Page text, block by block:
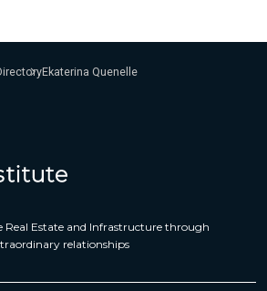
Ekaterina Quenelle
Estate and Infrastructure through
relationships